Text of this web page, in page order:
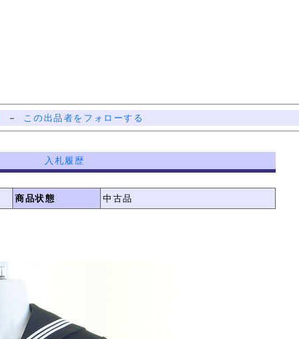
－ この出品者をフォローする
入札履歴
商品状態 中古品